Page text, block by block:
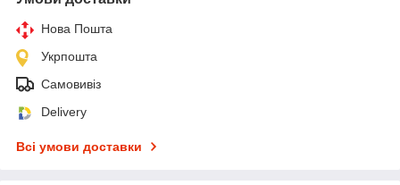
Нова Пошта
Укрпошта
Самовивіз
Delivery
Всі умови доставки